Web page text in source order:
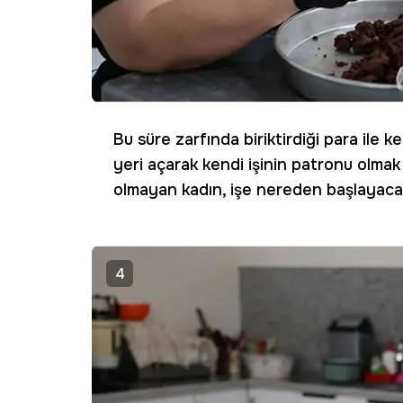
Bu süre zarfında biriktirdiği para ile
yeri açarak kendi işinin patronu
olmayan kadın, işe nereden
4